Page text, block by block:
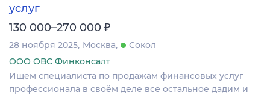
услуг
130 000–270 000 ₽
28 ноября 2025 Москва
Сокол
ООО ОВС Финконсалт
Ищем специалиста по продажам финансовых услуг
профессионала в своём деле все остальное дадим и